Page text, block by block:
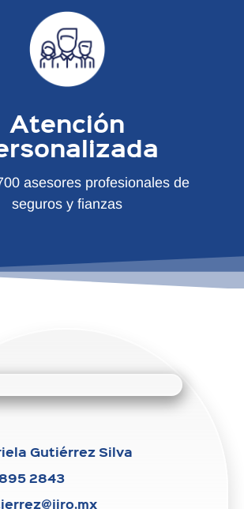
Atención
asesores profesionales de
seguros y fianzas
Gutiérrez Silva
2843